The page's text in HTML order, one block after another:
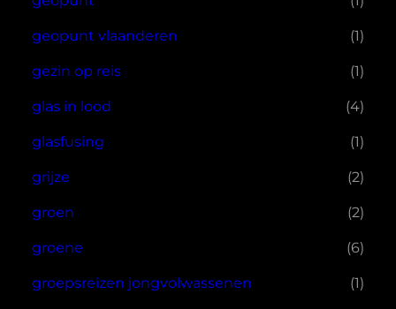
geopunt vlaanderen (1)
gezin op reis (1)
glas in lood (4)
glasfusing (1)
grijze (2)
groen (2)
groene (6)
groepsreizen jongvolwassenen (1)